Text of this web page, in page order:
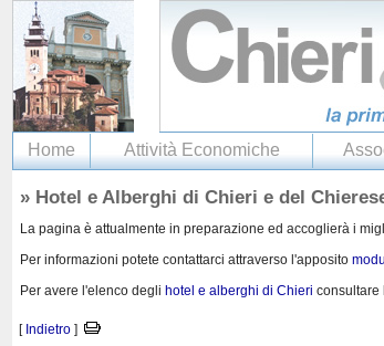
Home Attività Economiche
» Hotel e Alberghi di Chieri e del
La pagina è attualmente in preparazione ed accoglierà i
Per informazioni potete contattarci attraverso l'apposito
Per avere l'elenco degli hotel e alberghi di Chieri consultare
[ Indietro ]